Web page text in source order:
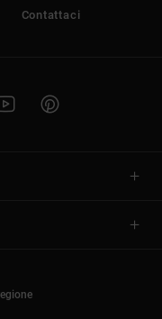
Contattaci